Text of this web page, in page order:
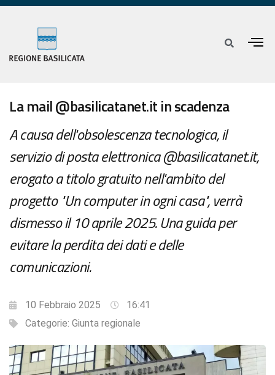
La mail @basilicatanet.it in scadenza
A causa dell'obsolescenza tecnologica, il
servizio di posta elettronica @basilicatanet.it,
erogato a titolo gratuito nell'ambito del
progetto "Un computer in ogni casa", verrà
dismesso il 10 aprile 2025. Una guida per
evitare la perdita dei dati e delle
comunicazioni.
10 Febbraio 2025
16:41
Categorie: Giunta regionale